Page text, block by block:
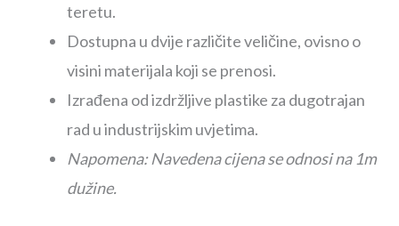
teretu.
Dostupna u dvije različite veličine, ovisno o
visini materijala koji se prenosi.
Izrađena od izdržljive plastike za dugotrajan
rad u industrijskim uvjetima.
Napomena: Navedena cijena se odnosi na 1m
dužine.